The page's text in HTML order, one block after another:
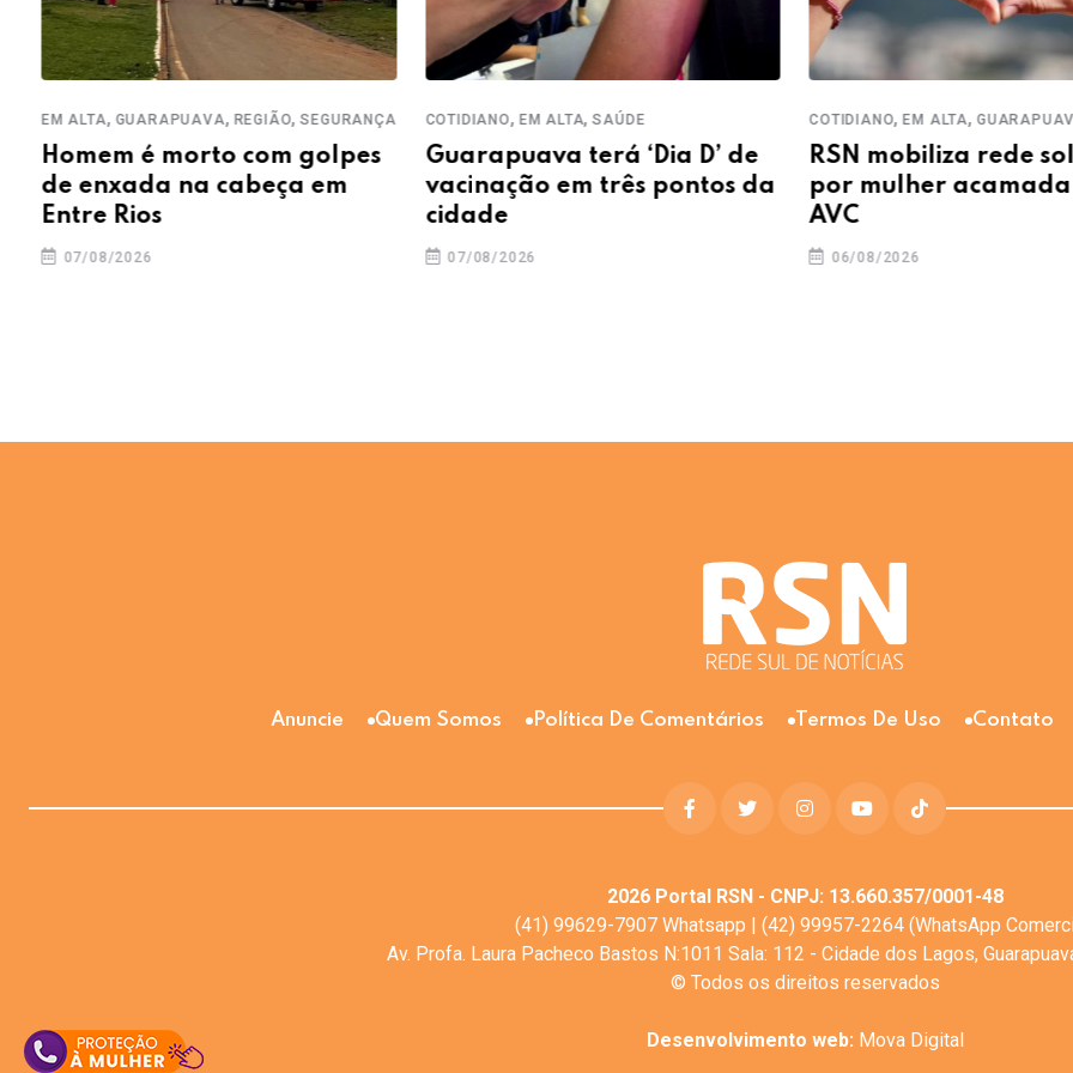
EM ALTA,GUARAPUAVA,REGIÃO,SEGURANÇA
Homem é morto com golpes
de enxada na cabeça em
Entre Rios
07/08/2026
COTIDIANO,EM ALTA,SAÚDE
Guarapuava terá ‘Dia D’ de
vacinação em três pontos da
cidade
07/08/2026
COTIDIANO,EM ALTA,GUARAPUAVA
RSN mobiliza rede
por mulher acamada
AVC
06/08/2026
Anuncie Quem Somos Política De Comentários Termos De Uso Contato
2026Portal RSN - CNPJ: 13.660.357/0001-48
(41) 99629-7907 Whatsapp | (42) 99957-2264 (WhatsApp
Av. Profa. Laura Pacheco Bastos N:1011 Sala: 112 - Cidade dos Lagos,
© Todos os direitos reservados
Desenvolvimento web: Mova Digital